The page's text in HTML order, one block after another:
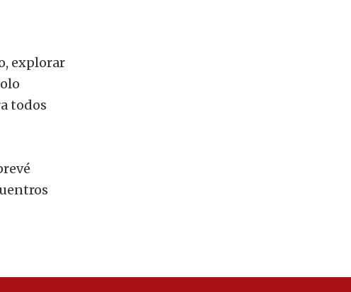
explorar
todos